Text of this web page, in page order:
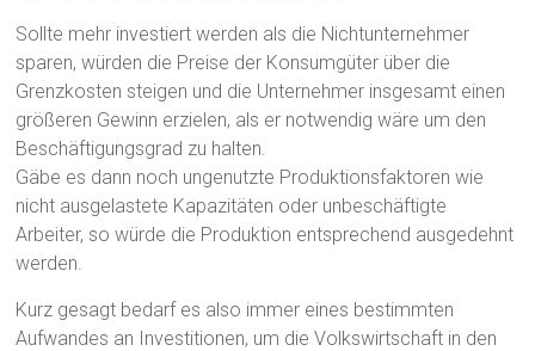
Sollte mehr investiert werden als die Nichtunternehmer
sparen, würden die Preise der Konsumgüter über die
Grenzkosten steigen und die Unternehmer insgesamt einen
größeren Gewinn erzielen, als er notwendig wäre um den
Beschäftigungsgrad zu halten.
Gäbe es dann noch ungenutzte Produktionsfaktoren wie
nicht ausgelastete Kapazitäten oder unbeschäftigte
Arbeiter, so würde die Produktion entsprechend ausgedehnt
werden.
Kurz gesagt bedarf es also immer eines bestimmten
Aufwandes an Investitionen, um die Volkswirtschaft in den